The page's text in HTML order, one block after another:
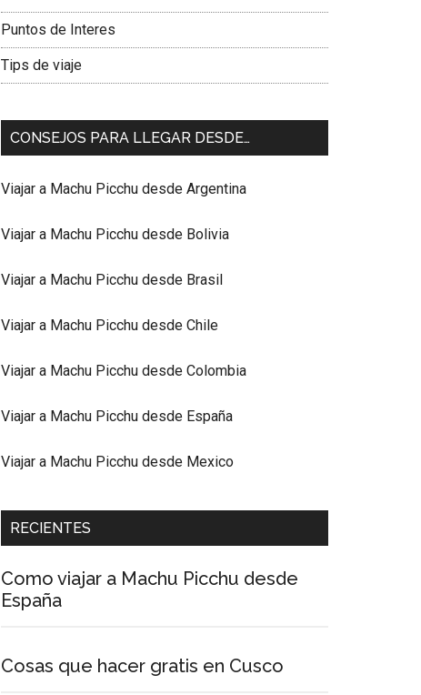
Puntos de Interes
Tips de viaje
CONSEJOS PARA LLEGAR DESDE…
Viajar a Machu Picchu desde Argentina
Viajar a Machu Picchu desde Bolivia
Viajar a Machu Picchu desde Brasil
Viajar a Machu Picchu desde Chile
Viajar a Machu Picchu desde Colombia
Viajar a Machu Picchu desde España
Viajar a Machu Picchu desde Mexico
RECIENTES
Como viajar a Machu Picchu desde
España
Cosas que hacer gratis en Cusco